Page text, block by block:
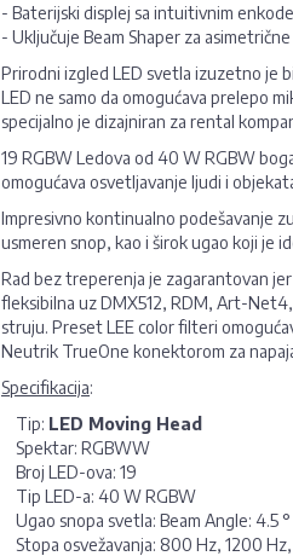
- Baterijski displej sa intuitivnim
- Uključuje Beam Shaper za
Prirodni izgled LED svetla izuzetno je
LED ne samo da omogućava prelepo
specijalno je dizajniran za rental
19 RGBW Ledova od 40 W RGBW
omogućava osvetljavanje ljudi i
Impresivno kontinualno podešavanje
usmeren snop, kao i širok ugao koji je
Rad bez treperenja je zagarantovan
fleksibilna uz DMX512, RDM, Art-
struju. Preset LEE color filteri
Neutrik TrueOne konektorom za
Specifikacija:
Tip: LED Moving Head
Spektar: RGBWW
Broj LED-ova: 19
Tip LED-a: 40 W RGBW
Ugao snopa svetla: Beam Angle: 4.5
Stopa osvežavanja: 800 Hz, 1200